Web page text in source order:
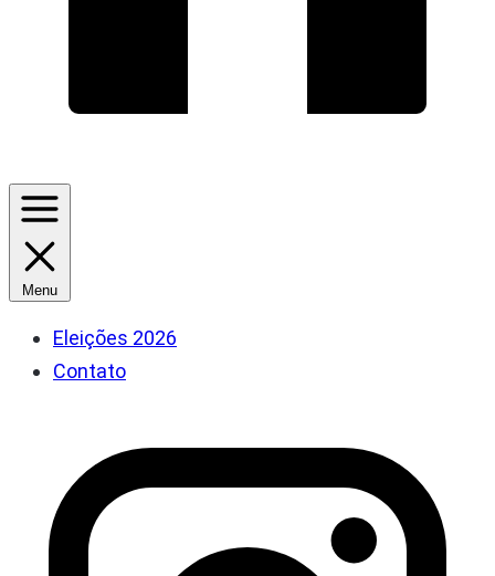
Menu
Eleições 2026
Contato